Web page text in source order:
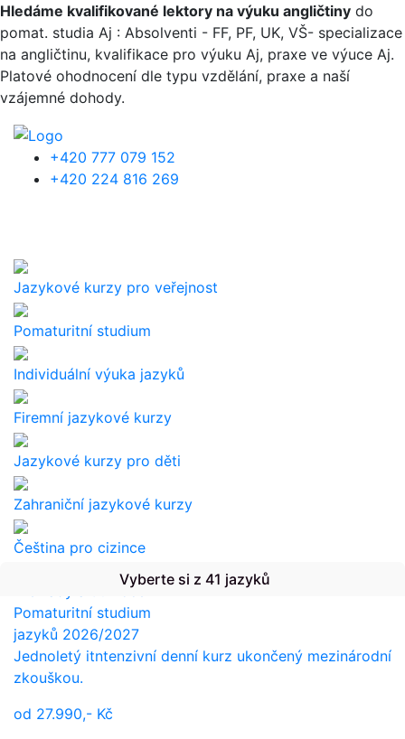
Přejít k hlavnímu obsahu
Hledáme kvalifikované lektory na výuku angličtiny do
pomat. studia Aj : Absolventi - FF, PF, UK, VŠ- specializace
na angličtinu, kvalifikace pro výuku Aj, praxe ve výuce Aj.
Platové ohodnocení dle typu vzdělání, praxe a naší
vzájemné dohody.
+420 777 079 152
+420 224 816 269
Jazykové kurzy pro veřejnost
Pomaturitní studium
Individuální výuka jazyků
Firemní jazykové kurzy
Jazykové kurzy pro děti
Zahraniční jazykové kurzy
Čeština pro cizince
Překlady a tlumočení
Vyberte si z 41 jazyků
Pomaturitní studium
jazyků 2026/2027
Jednoletý itntenzivní denní kurz ukončený mezinárodní
zkouškou.
od 27.990,- Kč